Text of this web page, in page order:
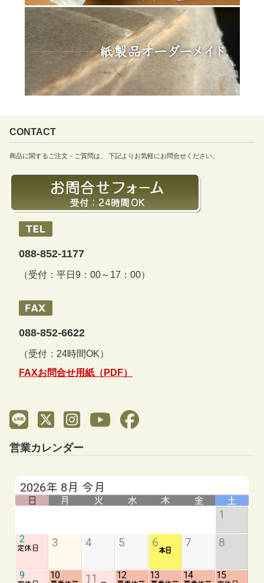
CONTACT
商品に関するご注文・ご質問は、 下記よりお気軽にお問合せください。
088-852-1177
（受付：平日9：00～17：00）
088-852-6622
（受付：24時間OK）
FAXお問合せ用紙（PDF）
営業カレンダー